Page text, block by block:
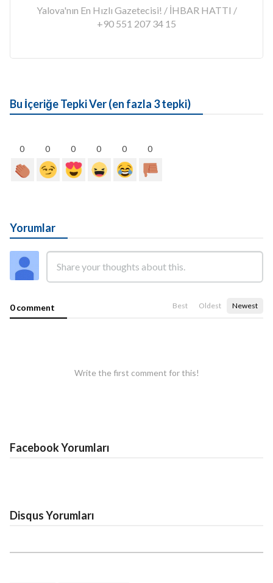
Yalova'nın En Hızlı Gazetecisi! / İHBAR HATTI /
+90 551 207 34 15
Bu İçeriğe Tepki Ver (en fazla 3 tepki)
0 0 0 0 0 0
Yorumlar
0 comment Best Oldest Newest
Write the first comment for this!
Facebook Yorumları
Disqus Yorumları